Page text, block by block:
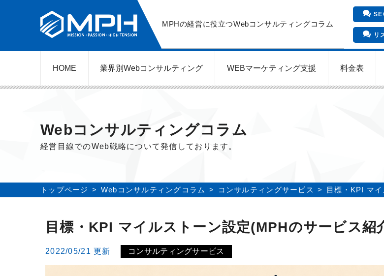
MPHの経営に役立つWebコンサルティングコラム
リ
HOME 業界別Webコンサルティング WEBマーケティング支援 料金表
Webコンサルティングコラム
経営目線でのWeb戦略について発信しております。
トップページ Webコンサルティングコラム コンサルティングサービス 目標・KPI マ
目標・KPI マイルストーン設定(MPHのサービス紹
2022/05/21 更新 コンサルティングサービス